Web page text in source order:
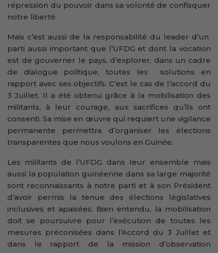
répression du pouvoir dans sa volonté de confisquer
notre liberté.
Mais c’est aussi de la responsabilité du leader d’un
parti aussi important que l’UFDG et dont la vocation
est de gouverner le pays, d’explorer, dans un cadre
de dialogue politique, toutes les solutions en
rapport avec ses objectifs. C’est le cas de l’accord du
3 Juillet. Il a été obtenu grâce à la mobilisation des
militants, à leur courage, aux sacrifices qu’ils ont
consenti. Sa mise en œuvre qui requiert une vigilance
permanente permettra d’organiser les élections
transparentes que nous voulons en Guinée.
Les militants de l’UFDG dans leur ensemble mais
aussi la population guinéenne dans sa large majorité
sont reconnaissants à notre parti et à son Président
d’avoir permis la tenue des élections législatives
inclusives et apaisées. Bien entendu, la mobilisation
doit se poursuivre pour l’exécution de toutes les
mesures préconisées dans l’Accord du 3 Juillet et
dans le rapport de la mission d’observation